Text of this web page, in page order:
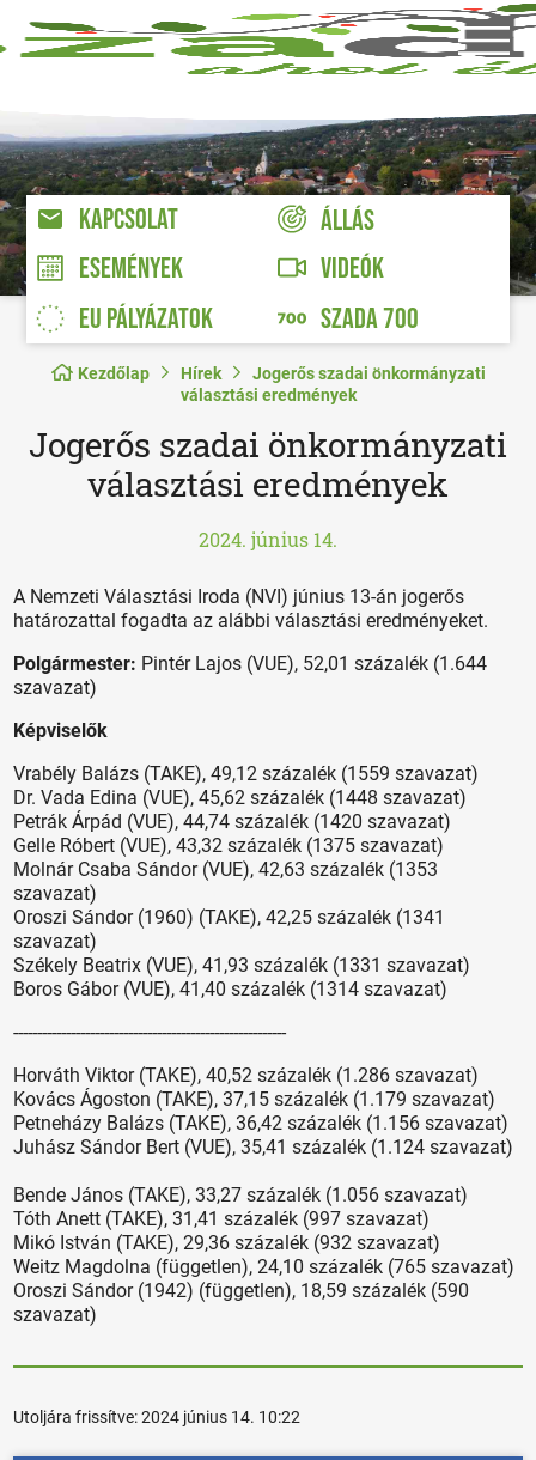
KAPCSOLAT
ÁLLÁS
ESEMÉNYEK
VIDEÓK
EU PÁLYÁZATOK
SZADA 700
Kezdőlap Hírek
Jogerős szadai önkormányzati
választási eredmények
Jogerős szadai önkormányzati
választási eredmények
2024. június 14.
A Nemzeti Választási Iroda (NVI) június 13-án jogerős
határozattal fogadta az alábbi választási eredményeket.
Polgármester: Pintér Lajos (VUE), 52,01 százalék (1.644
szavazat)
Képviselők
Vrabély Balázs (TAKE), 49,12 százalék (1559 szavazat)
Dr. Vada Edina (VUE), 45,62 százalék (1448 szavazat)
Petrák Árpád (VUE), 44,74 százalék (1420 szavazat)
Gelle Róbert (VUE), 43,32 százalék (1375 szavazat)
Molnár Csaba Sándor (VUE), 42,63 százalék (1353
szavazat)
Oroszi Sándor (1960) (TAKE), 42,25 százalék (1341
szavazat)
Székely Beatrix (VUE), 41,93 százalék (1331 szavazat)
Boros Gábor (VUE), 41,40 százalék (1314 szavazat)
---------------------------------------------------------
Horváth Viktor (TAKE), 40,52 százalék (1.286 szavazat)
Kovács Ágoston (TAKE), 37,15 százalék (1.179 szavazat)
Petneházy Balázs (TAKE), 36,42 százalék (1.156 szavazat)
Juhász Sándor Bert (VUE), 35,41 százalék (1.124 szavazat)
Bende János (TAKE), 33,27 százalék (1.056 szavazat)
Tóth Anett (TAKE), 31,41 százalék (997 szavazat)
Mikó István (TAKE), 29,36 százalék (932 szavazat)
Weitz Magdolna (független), 24,10 százalék (765 szavazat)
Oroszi Sándor (1942) (független), 18,59 százalék (590
szavazat)
Utoljára frissítve:2024 június 14. 10:22